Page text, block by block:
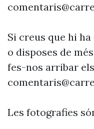
Si creus que hi
o disposes de
fes-nos arribar
Les fotografies